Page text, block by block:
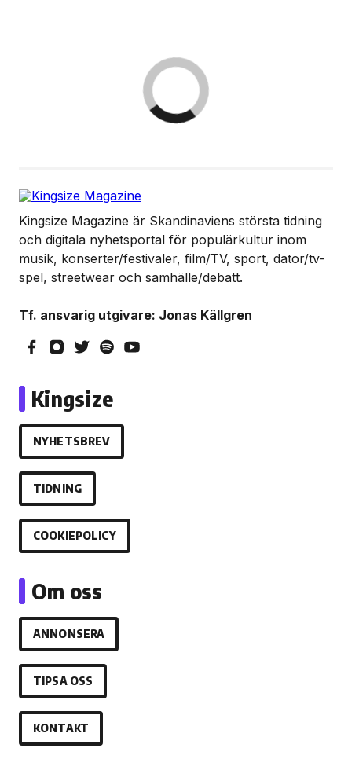
Kingsize Magazine är Skandinaviens största tidning
och digitala nyhetsportal för populärkultur inom
musik, konserter/festivaler, film/TV, sport, dator/tv-
spel, streetwear och samhälle/debatt.
Tf. ansvarig utgivare: Jonas Källgren
Kingsize
NYHETSBREV
TIDNING
COOKIEPOLICY
Om oss
ANNONSERA
TIPSA OSS
KONTAKT